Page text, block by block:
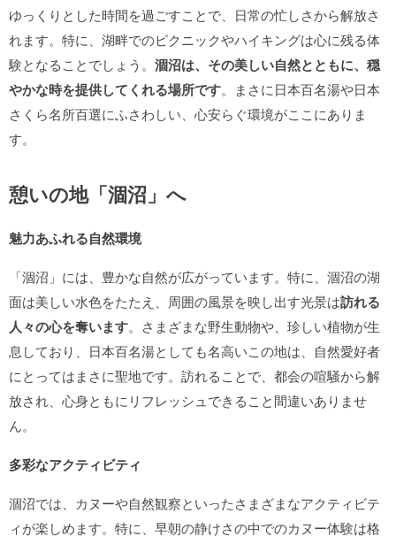
ゆっくりとした時間を過ごすことで、日常の忙しさから解放さ
れます。特に、湖畔でのピクニックやハイキングは心に残る体
験となることでしょう。 涸沼は、その美しい自然とともに、穏
やかな時を提供してくれる場所です。まさに日本百名湯や日本
さくら名所百選にふさわしい、心安らぐ環境がここにありま
す。
憩いの地「涸沼」へ
魅力あふれる自然環境
「涸沼」には、豊かな自然が広がっています。特に、涸沼の湖
面は美しい水色をたたえ、周囲の風景を映し出す光景は訪れる
人々の心を奪います。さまざまな野生動物や、珍しい植物が生
息しており、日本百名湯としても名高いこの地は、自然愛好者
にとってはまさに聖地です。訪れることで、都会の喧騒から解
放され、心身ともにリフレッシュできること間違いありませ
ん。
多彩なアクティビティ
涸沼では、カヌーや自然観察といったさまざまなアクティビテ
ィが楽しめます。特に、早朝の静けさの中でのカヌー体験は格